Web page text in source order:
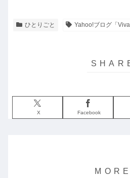
ひとりごと Yahoo!ブログ「Viva
X Facebook